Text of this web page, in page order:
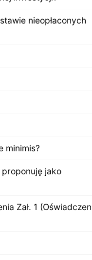
nieopłaconych
minimis?
jako
Zał. 1